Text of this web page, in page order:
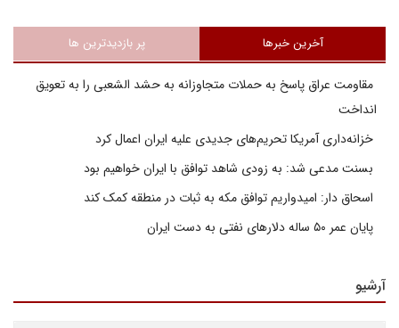
آخرین خبرها پر بازدیدترین ها
مقاومت عراق پاسخ به حملات متجاوزانه به حشد الشعبی را به تعویق
انداخت
خزانه‌داری آمریکا تحریم‌های جدیدی علیه ایران اعمال کرد
بسنت مدعی شد: به زودی شاهد توافق با ایران خواهیم بود
اسحاق دار: امیدواریم توافق مکه به ثبات در منطقه کمک کند
پایان عمر ۵۰ ساله دلارهای نفتی به دست ایران
آرشیو